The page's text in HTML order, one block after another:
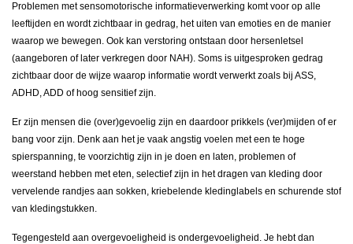
Problemen met sensomotorische informatieverwerking komt voor op alle
leeftijden en wordt zichtbaar in gedrag, het uiten van emoties en de manier
waarop we bewegen. Ook kan verstoring ontstaan door hersenletsel
(aangeboren of later verkregen door NAH). Soms is uitgesproken gedrag
zichtbaar door de wijze waarop informatie wordt verwerkt zoals bij ASS,
ADHD, ADD of hoog sensitief zijn.
Er zijn mensen die (over)gevoelig zijn en daardoor prikkels (ver)mijden of er
bang voor zijn. Denk aan het je vaak angstig voelen met een te hoge
spierspanning, te voorzichtig zijn in je doen en laten, problemen of
weerstand hebben met eten, selectief zijn in het dragen van kleding door
vervelende randjes aan sokken, kriebelende kledinglabels en schurende stof
van kledingstukken.
Tegengesteld aan overgevoeligheid is ondergevoeligheid. Je hebt dan